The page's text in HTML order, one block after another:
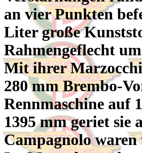
an vier Punkten
Liter große
Rahmengeflecht
Mit ihrer
280 mm Brembo-
Rennmaschine auf
1395 mm geriet sie
Campagnolo